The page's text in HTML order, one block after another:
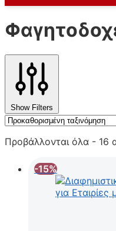
Show Filters
Προβάλλονται όλα - 16
-15%